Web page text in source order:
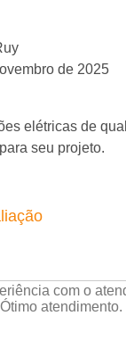
de 2025
elétricas de
seu projeto.